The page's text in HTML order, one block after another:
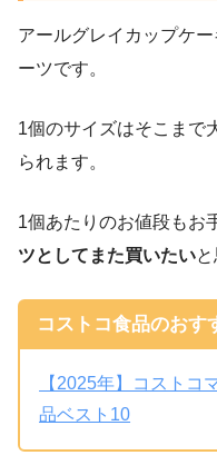
アールグレイカップケ
ーツです。
1個のサイズはそこまで
られます。
1個あたりのお値段もお
ツとしてまた買いたい
コストコ食品のおす
【2025年】コストコ
品ベスト10